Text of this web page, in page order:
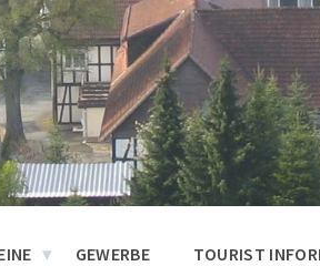
GEWERBE TOURIST